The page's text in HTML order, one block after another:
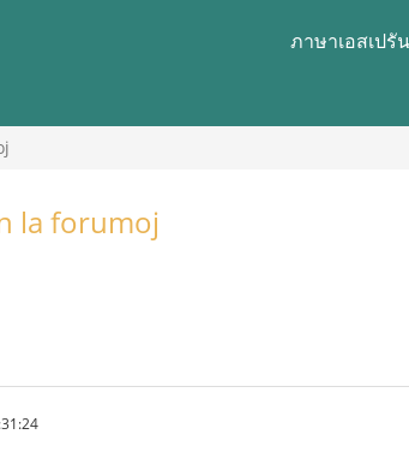
ภาษาเอสเปรั
la forumoj